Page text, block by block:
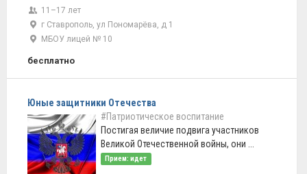
11–17 лет
г Ставрополь, ул Пономарёва, д 1
МБОУ лицей № 10
бесплатно
Юные защитники Отечества
#Патриотическое воспитание
Постигая величие подвига участников
Великой Отечественной войны, они ...
Прием: идет